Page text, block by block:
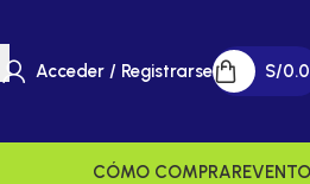
Acceder / Registrarse S/
CÓMO COMPRAR